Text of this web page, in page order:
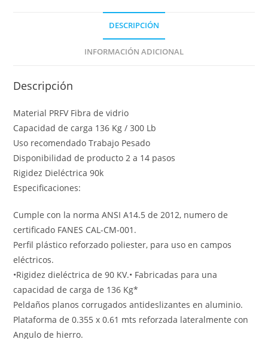
DESCRIPCIÓN
INFORMACIÓN ADICIONAL
Descripción
Material PRFV Fibra de vidrio
Capacidad de carga 136 Kg / 300 Lb
Uso recomendado Trabajo Pesado
Disponibilidad de producto 2 a 14 pasos
Rigidez Dieléctrica 90k
Especificaciones:
Cumple con la norma ANSI A14.5 de 2012, numero de
certificado FANES CAL-CM-001.
Perfil plástico reforzado poliester, para uso en campos
eléctricos.
•Rigidez dieléctrica de 90 KV.• Fabricadas para una
capacidad de carga de 136 Kg*
Peldaños planos corrugados antideslizantes en aluminio.
Plataforma de 0.355 x 0.61 mts reforzada lateralmente con
Angulo de hierro.